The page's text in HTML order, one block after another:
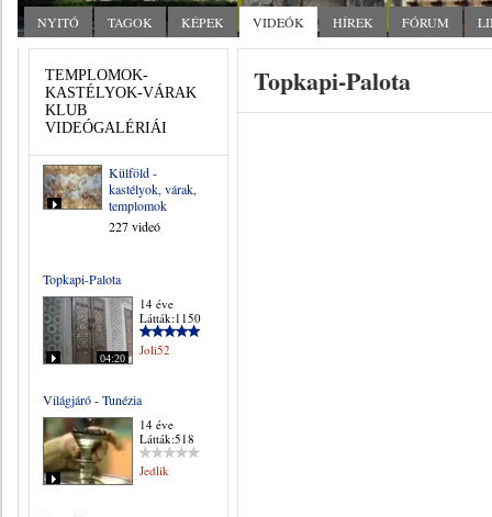
NYITÓ TAGOK KÉPEK VIDEÓK HÍREK FÓRUM
TEMPLOMOK-
KASTÉLYOK-VÁRAK
KLUB
VIDEÓGALÉRIÁI
Külföld -
kastélyok, várak,
templomok
227 videó
Topkapi-Palota
04:20
14 éve
Látták:1150
Joli52
Világjáró - Tunézia
14 éve
Látták:518
Jedlik
Topkapi-Palota